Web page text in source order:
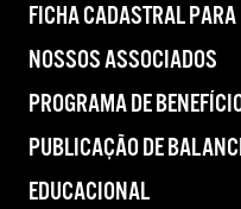
FICHA CADASTRAL
NOSSOS ASSOCIADOS
PROGRAMA DE
PUBLICAÇÃO DE
EDUCACIONAL